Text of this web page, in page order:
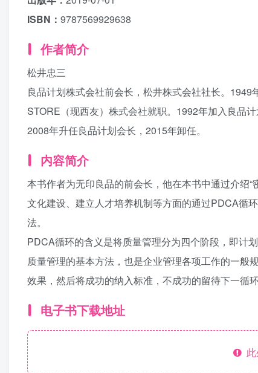
ISBN： 9787569929638
作者简介
松井忠三
良品计划株式会社前会长，松井株式会社社长。
STORE（现西友）株式会社就职。1992年加入良品
2008年升任良品计划会长，2015年卸任。
内容简介
本书作者为无印良品的前会长，他在本书中通过介绍
文化建设、建立人才培养机制等方面的通过PDCA循
法。
PDCA循环的含义是将质量管理分为四个阶段，即计
质量管理的基本方法，也是企业管理各项工作的一般
效果，然后将成功的纳入标准，不成功的留待下一循环
电子书下载地址